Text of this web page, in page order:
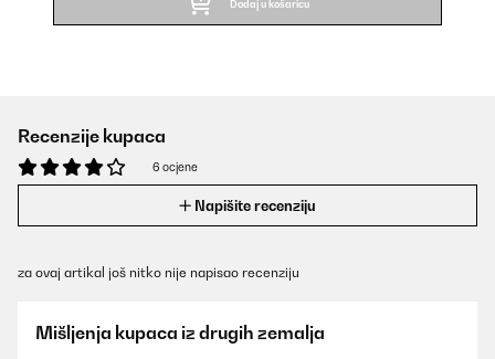
Dodaj u košaricu
Recenzije kupaca
6 ocjene
Napišite recenziju
za ovaj artikal još nitko nije napisao recenziju
Mišljenja kupaca iz drugih zemalja